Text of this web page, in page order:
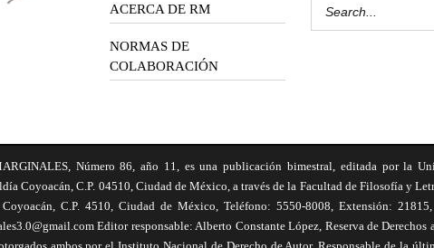
ACERCA DE RM
NORMAS DE
COLABORACIÓN
Número 86, año 11, es una publicación bimestral, editada por la
Coyoacán, C.P. 04510, Ciudad de México, a través de la Facultad de Filosofía y
C.P. 4510, Ciudad de México, Teléfono: 5550-8008, Extensión: 21815,
Editor responsable: Alberto Constante López, Reserva de